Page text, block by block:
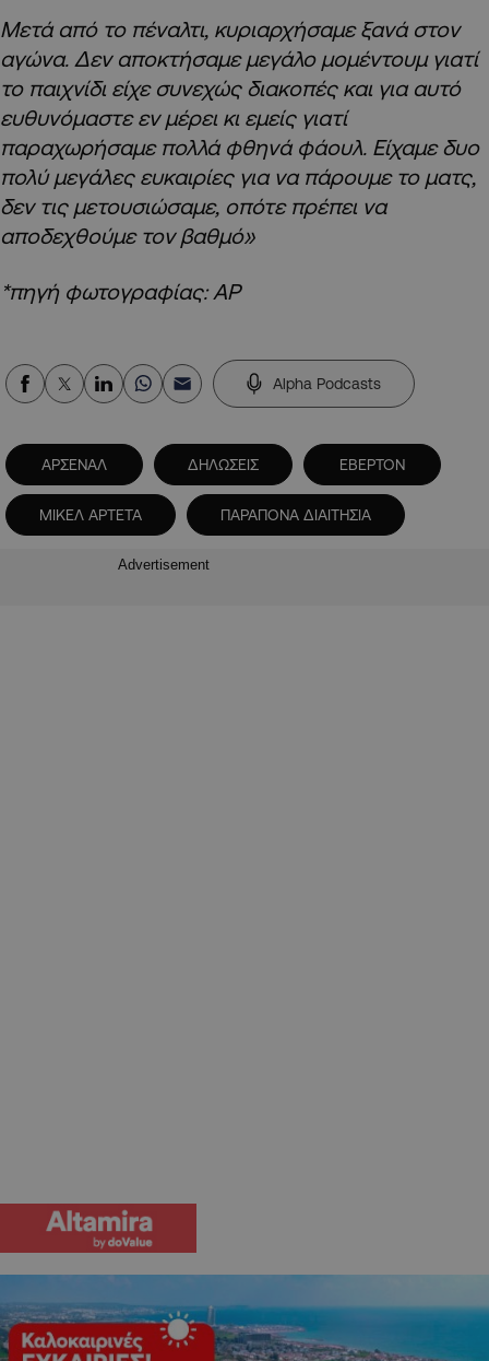
Μετά από το πέναλτι, κυριαρχήσαμε ξανά στον
αγώνα. Δεν αποκτήσαμε μεγάλο μομέντουμ γιατί
το παιχνίδι είχε συνεχώς διακοπές και για αυτό
ευθυνόμαστε εν μέρει κι εμείς γιατί
παραχωρήσαμε πολλά φθηνά φάουλ. Είχαμε δυο
πολύ μεγάλες ευκαιρίες για να πάρουμε το ματς,
δεν τις μετουσιώσαμε, οπότε πρέπει να
αποδεχθούμε τον βαθμό»
*πηγή φωτογραφίας: AP
Alpha Podcasts
ΑΡΣΕΝΑΛ ΔΗΛΩΣΕΙΣ ΕΒΕΡΤΟΝ
ΜΙΚΕΛ ΑΡΤΕΤΑ ΠΑΡΑΠΟΝΑ ΔΙΑΙΤΗΣΙΑ
Advertisement